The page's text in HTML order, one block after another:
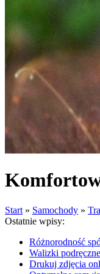
Start » Samochody »
Ostatnie wpisy:
Różnorodność
Walizki
Drukuj zdjęcia